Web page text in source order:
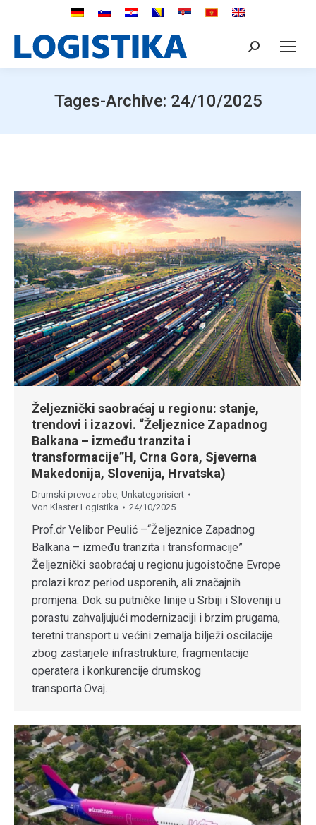
Search:
Tages-Archive: 24/10/2025
Željeznički saobraćaj u regionu: stanje,
trendovi i izazovi. “Željeznice Zapadnog
Balkana – između tranzita i
transformacije”H, Crna Gora, Sjeverna
Makedonija, Slovenija, Hrvatska)
Drumski prevoz robe Unkategorisiert
Von Klaster Logistika 24/10/2025
Prof.dr Velibor Peulić –“Željeznice Zapadnog
Balkana – između tranzita i transformacije”
Željeznički saobraćaj u regionu jugoistočne Evrope
prolazi kroz period usporenih, ali značajnih
promjena. Dok su putničke linije u Srbiji i Sloveniji u
porastu zahvaljujući modernizaciji i brzim prugama,
teretni transport u većini zemalja bilježi oscilacije
zbog zastarjele infrastrukture, fragmentacije
operatera i konkurencije drumskog
transporta.Ovaj…